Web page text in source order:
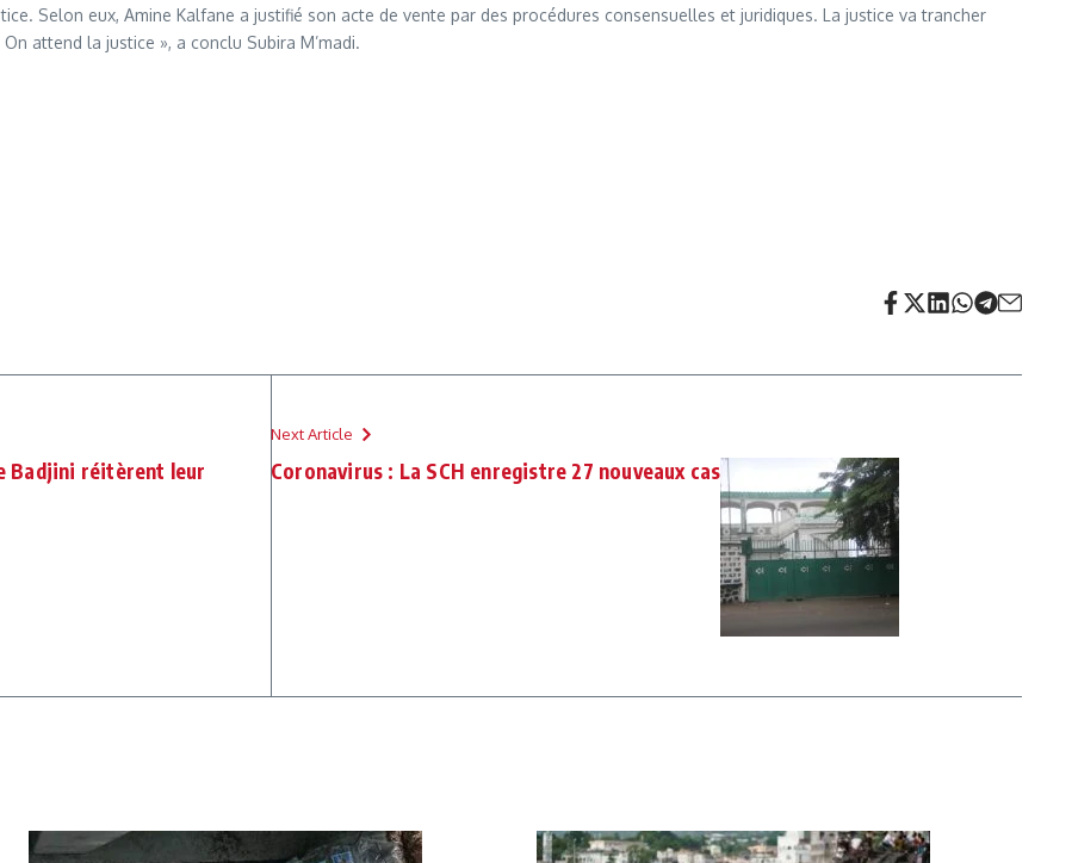
Selon eux, Amine Kalfane a justifié son acte de vente par des procédures consensuelles et juridiques. La justice va trancher
attend la justice », a conclu Subira M’madi.
Badjini réitèrent leur
Next Article
Coronavirus : La SCH enregistre 27 nouveaux cas